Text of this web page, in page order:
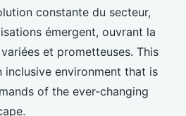
constante du secteur,
émergent, ouvrant la
et prometteuses. This
environment that is
of the ever-changing